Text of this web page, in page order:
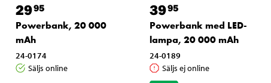
2995
Powerbank, 20 000
mAh
24-0174
Säljs online
3995
Powerbank med LED-
lampa, 20 000 mAh
24-0189
Säljs ej online